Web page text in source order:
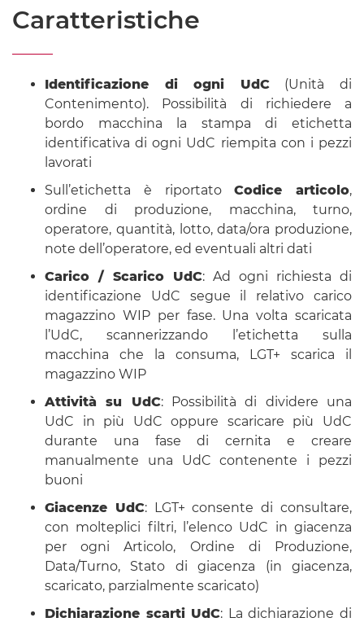
Caratteristiche
Identificazione di ogni UdC(Unità di
Contenimento). Possibilità di richiedere a
bordo macchina la stampa di etichetta
identificativa di ogni UdC riempita con i pezzi
lavorati
Sull’etichetta è riportatoCodice articolo,
ordine di produzione, macchina, turno,
operatore, quantità, lotto, data/ora produzione,
note dell’operatore, ed eventuali altri dati
Carico / Scarico UdC: Ad ogni richiesta di
identificazione UdC segue il relativo carico
magazzino WIP per fase. Una volta scaricata
l’UdC, scannerizzando l’etichetta sulla
macchina che la consuma, LGT+ scarica il
magazzino WIP
Attività su UdC: Possibilità di dividere una
UdC in più UdC oppure scaricare più UdC
durante una fase di cernita e creare
manualmente una UdC contenente i pezzi
buoni
Giacenze UdC: LGT+ consente di consultare,
con molteplici filtri, l’elenco UdC in giacenza
per ogni Articolo, Ordine di Produzione,
Data/Turno, Stato di giacenza (in giacenza,
scaricato, parzialmente scaricato)
Dichiarazione scarti UdC: La dichiarazione di